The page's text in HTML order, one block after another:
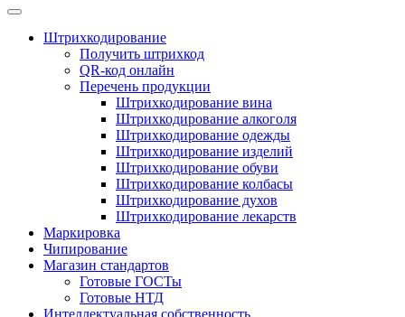
Штрихкодирование
Получить штрихкод
QR-код онлайн
Перечень продукции
Штрихкодирование вина
Штрихкодирование алкоголя
Штрихкодирование одежды
Штрихкодирование изделий
Штрихкодирование обуви
Штрихкодирование колбасы
Штрихкодирование духов
Штрихкодирование лекарств
Маркировка
Чипирование
Магазин стандартов
Готовые ГОСТы
Готовые НТД
Интеллектуальная собственность